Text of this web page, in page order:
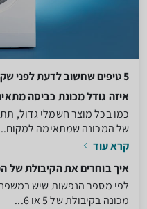
5 טיפים שחשוב לדעת לפני שקונים מכונת כביסה
איזה גודל מכונת כביסה
כמו בכל מוצר חשמלי גדול,
של המכונה שמתאימה
קרא עוד
איך בוחרים את הקיבולת של
מכונה בקיבולת של 5 או 6...